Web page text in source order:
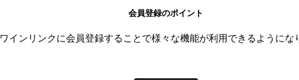
会員登録のポイント
ワインリンクに会員登録することで様々な機能が利用できるようにな